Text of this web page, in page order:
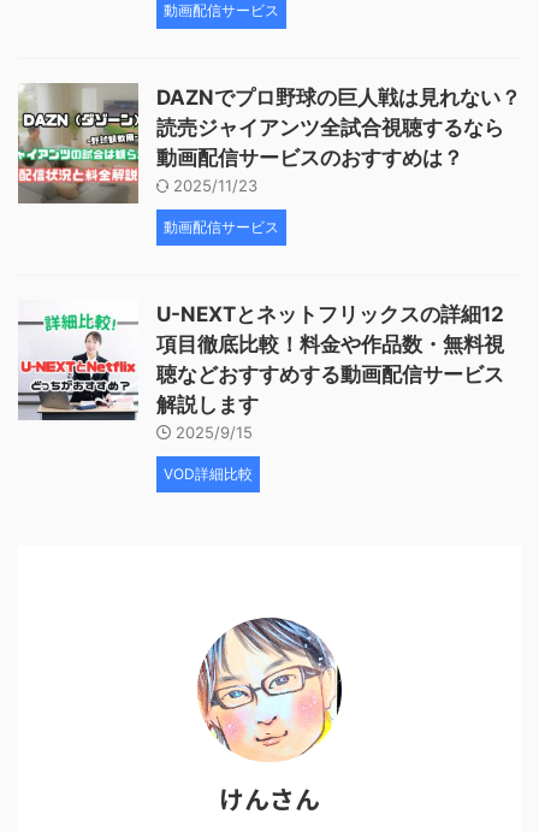
動画配信サービス
DAZNでプロ野球の巨人戦は見れない？
読売ジャイアンツ全試合視聴するなら
動画配信サービスのおすすめは？
2025/11/23
動画配信サービス
U-NEXTとネットフリックスの詳細12
項目徹底比較！料金や作品数・無料視
聴などおすすめする動画配信サービス
解説します
2025/9/15
VOD詳細比較
けんさん